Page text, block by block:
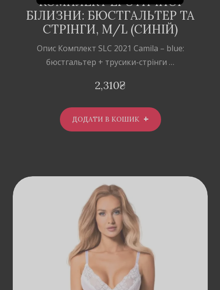
БІЛИЗНИ: БЮСТГАЛЬТЕР ТА
СТРІНГИ, M/L (СИНІЙ)
Опис Комплект SLC 2021 Camila – blue:
бюстгальтер + трусики-стрінги …
2,310₴
ДОДАТИ В КОШИК